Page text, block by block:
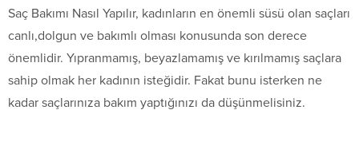
Saç Bakımı Nasıl Yapılır, kadınların en önemli süsü olan saçları
canlı,dolgun ve bakımlı olması konusunda son derece
önemlidir. Yıpranmamış, beyazlamamış ve kırılmamış saçlara
sahip olmak her kadının isteğidir. Fakat bunu isterken ne
kadar saçlarınıza bakım yaptığınızı da düşünmelisiniz.